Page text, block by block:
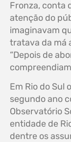
Fronza, conta
atenção do
imaginavam
tratava da má
“Depois de
Em Rio do Sul
segundo ano
Observatório
entidade de
dentre os